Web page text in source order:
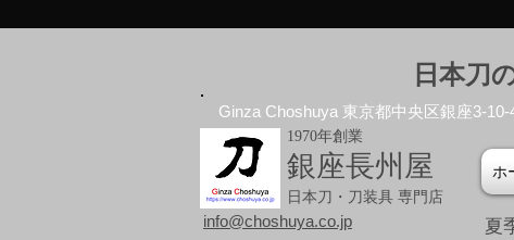
日本刀
Ginza Choshuya 東京都中央区銀座3-10-
1970年創業
銀座長州屋
日本刀・刀装具 専門店
ホ
info@choshuya.co.jp
夏